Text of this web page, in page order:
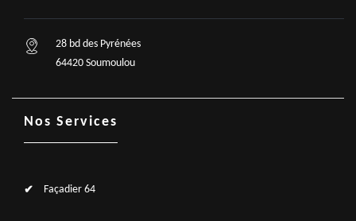
28 bd des Pyrénées
64420 Soumoulou
Nos Services
Façadier 64